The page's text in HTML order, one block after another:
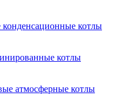
конденсационные котлы
котлы
атмосферные котлы